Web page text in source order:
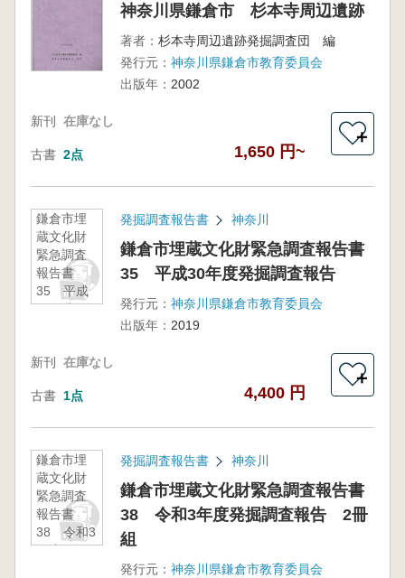
神奈川県鎌倉市 杉本寺周辺遺跡
著者： 杉本寺周辺遺跡発掘調査団 編
発行元： 神奈川県鎌倉市教育委員会
出版年： 2002
新刊 在庫なし
古書 2点 1,650 円~
＋
鎌倉市埋
蔵文化財
緊急調査
報告書
35 平成
30年度発
発掘調査報告書 神奈川
鎌倉市埋蔵文化財緊急調査報告書
35 平成30年度発掘調査報告
発行元： 神奈川県鎌倉市教育委員会
出版年： 2019
新刊 在庫なし
古書 1点 4,400 円
＋
鎌倉市埋
蔵文化財
緊急調査
報告書
38 令和3
年度発掘
発掘調査報告書 神奈川
鎌倉市埋蔵文化財緊急調査報告書
38 令和3年度発掘調査報告 2冊
組
発行元： 神奈川県鎌倉市教育委員会